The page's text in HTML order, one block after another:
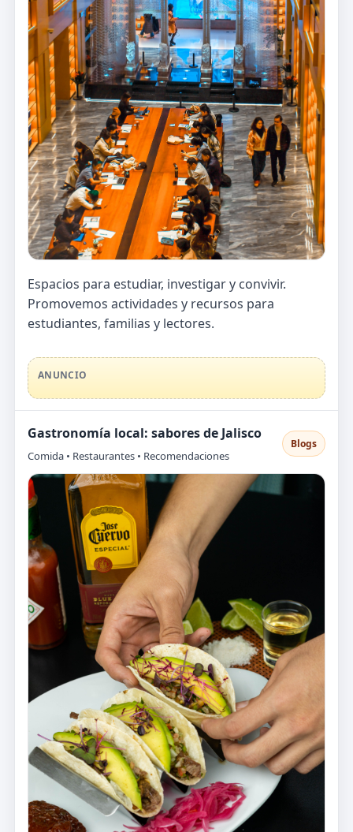
Espacios para estudiar, investigar y convivir.
Promovemos actividades y recursos para
estudiantes, familias y lectores.
ANUNCIO
Gastronomía local: sabores de Jalisco
Comida • Restaurantes • Recomendaciones
Blogs